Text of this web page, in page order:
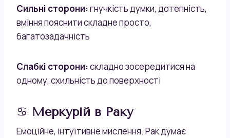
Сильні сторони:гнучкість думки, дотепність,
вміння пояснити складне просто,
багатозадачність
Слабкі сторони:складно зосередитися на
одному, схильність до поверхності
♋ Меркурій в Раку
Емоційне, інтуїтивне мислення. Рак думає